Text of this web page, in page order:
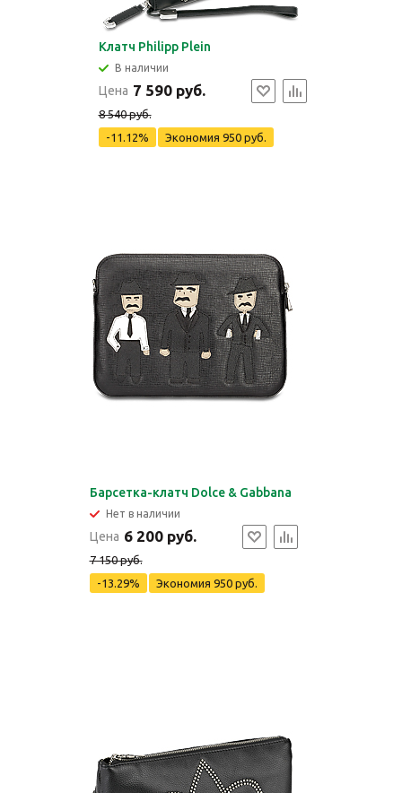
Клатч Philipp Plein
В наличии
Цена 7 590 руб.
8 540 руб.
-11.12%
Экономия 950 руб.
Барсетка-клатч Dolce & Gabbana
Нет в наличии
Цена 6 200 руб.
7 150 руб.
-13.29%
Экономия 950 руб.